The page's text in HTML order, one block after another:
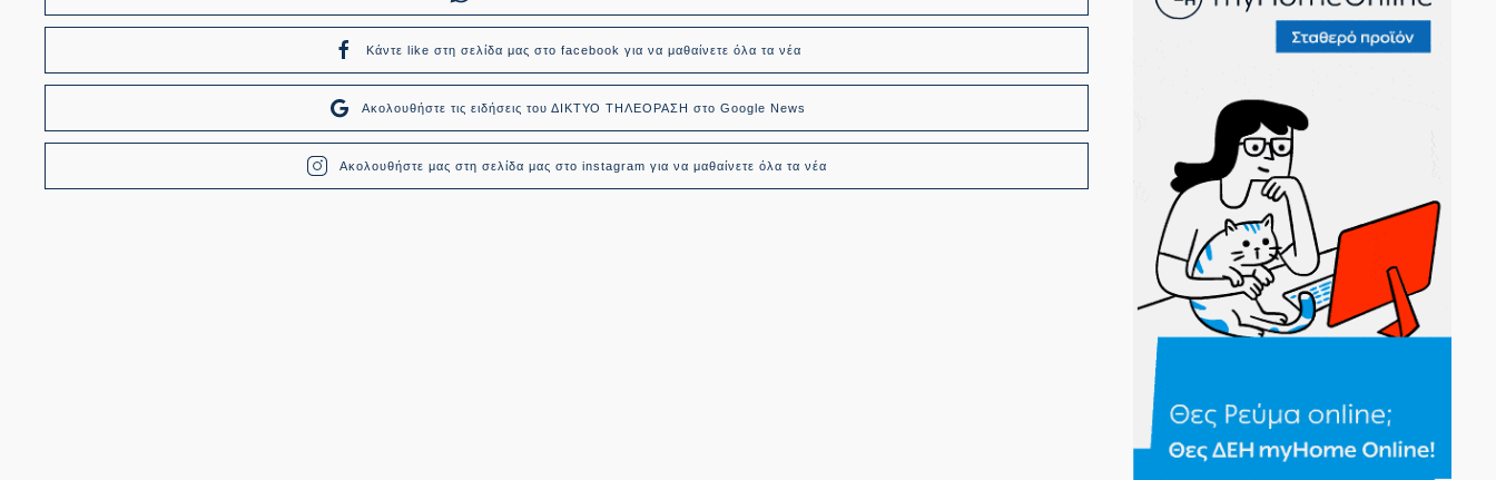
Κάντε like στη σελίδα μας στο facebook για να μαθαίνετε όλα τα νέα
Ακολουθήστε τις ειδήσεις του ΔΙΚΤΥΟ ΤΗΛΕΟΡΑΣΗ στο Google News
Ακολουθήστε μας στη σελίδα μας στο instagram για να μαθαίνετε όλα τα νέα